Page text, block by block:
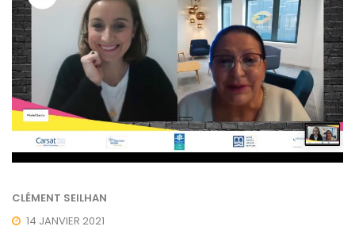
CLÉMENT SEILHAN
14 JANVIER 2021